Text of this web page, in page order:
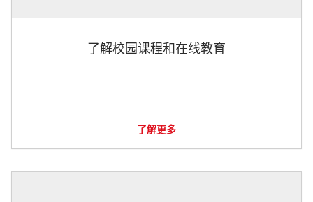
了解校园课程和在线教育
了解更多